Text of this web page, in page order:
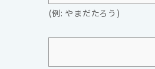
(例: やまだたろう)